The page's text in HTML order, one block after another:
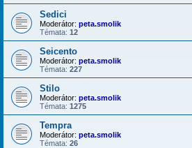
Sedici
Moderátor: peta.smolik
Témata: 12
Seicento
Moderátor: peta.smolik
Témata: 227
Stilo
Moderátor: peta.smolik
Témata: 1275
Tempra
Moderátor: peta.smolik
Témata: 26